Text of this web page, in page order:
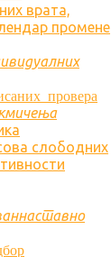
врата,
промене
провера
слободних